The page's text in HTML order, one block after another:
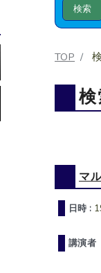
TOP
マ
日時 :
講演者